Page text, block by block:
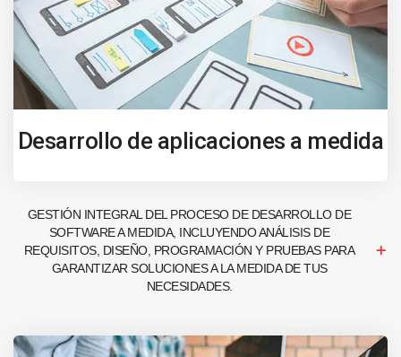
Desarrollo de aplicaciones a medida
GESTIÓN INTEGRAL DEL PROCESO DE DESARROLLO DE
SOFTWARE A MEDIDA, INCLUYENDO ANÁLISIS DE
REQUISITOS, DISEÑO, PROGRAMACIÓN Y PRUEBAS PARA
GARANTIZAR SOLUCIONES A LA MEDIDA DE TUS
NECESIDADES.